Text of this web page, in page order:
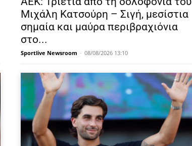
Μιχάλη Κατσούρη – Σιγή, μεσίστια
σημαία και μαύρα περιβραχιόνια
στο...
Sportlive Newsroom - 08/08/2026 13:10